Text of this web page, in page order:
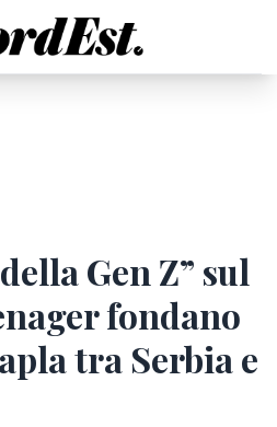
Gen Z” sul
fondano
tra Serbia e